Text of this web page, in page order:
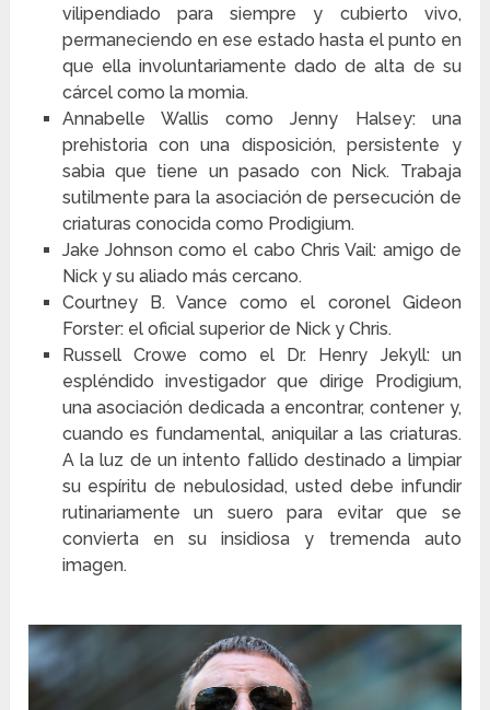
vilipendiado para siempre y cubierto vivo,
permaneciendo en ese estado hasta el punto en
que ella involuntariamente dado de alta de su
cárcel como la momia.
Annabelle Wallis como Jenny Halsey: una
prehistoria con una disposición, persistente y
sabia que tiene un pasado con Nick. Trabaja
sutilmente para la asociación de persecución de
criaturas conocida como Prodigium.
Jake Johnson como el cabo Chris Vail: amigo de
Nick y su aliado más cercano.
Courtney B. Vance como el coronel Gideon
Forster: el oficial superior de Nick y Chris.
Russell Crowe como el Dr. Henry Jekyll: un
espléndido investigador que dirige Prodigium,
una asociación dedicada a encontrar, contener y,
cuando es fundamental, aniquilar a las criaturas.
A la luz de un intento fallido destinado a limpiar
su espíritu de nebulosidad, usted debe infundir
rutinariamente un suero para evitar que se
convierta en su insidiosa y tremenda auto
imagen.